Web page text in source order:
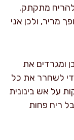
מתקתק.
מריר, ולכן אני
יין לבן ומגרדים את
לשחרר את כל
הטעימים. מבשלים 2–3 דקות על אש בינונית
ריח פחות